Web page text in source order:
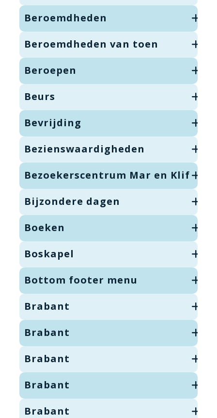
Beroemdheden
Beroemdheden van toen
Beroepen
Beurs
Bevrijding
Bezienswaardigheden
Bezoekerscentrum Mar en Klif
Bijzondere dagen
Boeken
Boskapel
Bottom footer menu
Brabant
Brabant
Brabant
Brabant
Brabant